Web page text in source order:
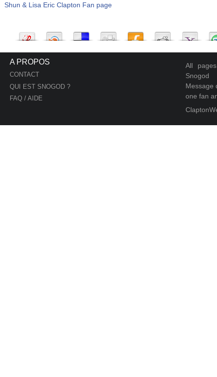
Shun & Lisa Eric Clapton Fan page
A PROPOS
CONTACT
QUI EST SNOGOD ?
FAQ / AIDE
All
Snogod
Message
one fan